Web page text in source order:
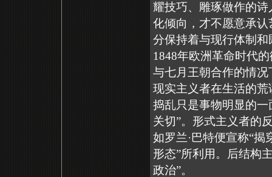
耀技巧、雕琢做作的
化倾向，才不愿意承
分保持着与现行体制
1848年欧洲革命时代
与七月王朝合作的情况
现实主义者在生活的
捣乱只是事物明显的
关切”。形式主义者的
如罗兰·巴特便宣称“
形态”所利用。后结构
政治”。